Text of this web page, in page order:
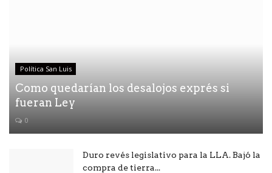
Política San Luis
Como quedarían los desalojos exprés si
fueran Ley
0
Duro revés legislativo para la LLA. Bajó la
compra de tierra...